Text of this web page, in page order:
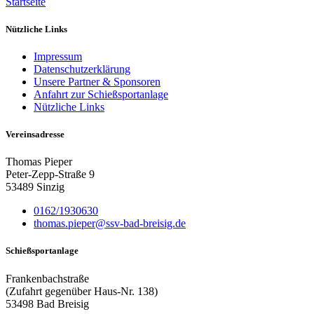
Nützliche Links
Impressum
Datenschutzerklärung
Unsere Partner & Sponsoren
Anfahrt zur Schießsportanlage
Nützliche Links
Vereinsadresse
Thomas Pieper
Peter-Zepp-Straße 9
53489 Sinzig
0162/1930630
thomas.pieper@ssv-bad-breisig.de
Schießsportanlage
Frankenbachstraße
(Zufahrt gegenüber Haus-Nr. 138)
53498 Bad Breisig